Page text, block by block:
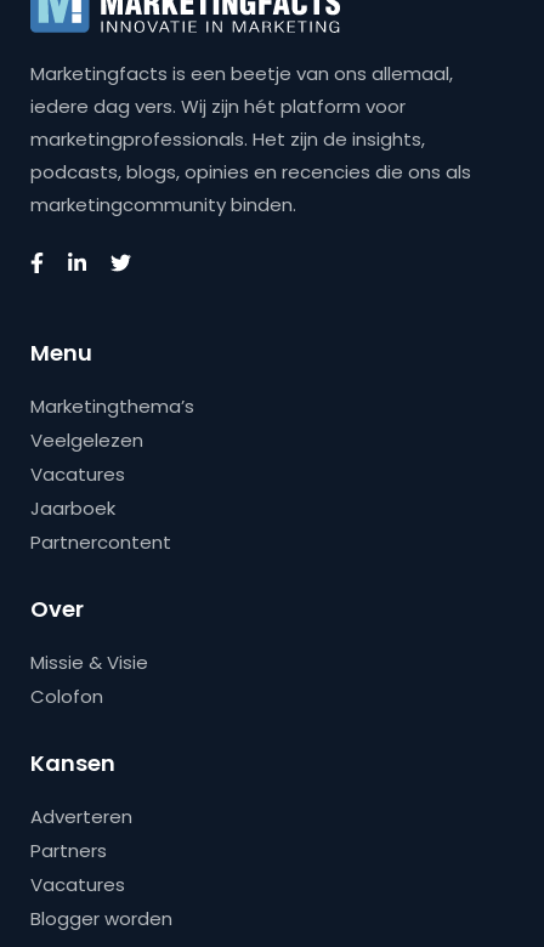
Marketingfacts is een beetje van ons allemaal,
iedere dag vers. Wij zijn hét platform voor
marketingprofessionals. Het zijn de insights,
podcasts, blogs, opinies en recencies die ons als
marketingcommunity binden.
Menu
Marketingthema’s
Veelgelezen
Vacatures
Jaarboek
Partnercontent
Over
Missie & Visie
Colofon
Kansen
Adverteren
Partners
Vacatures
Blogger worden